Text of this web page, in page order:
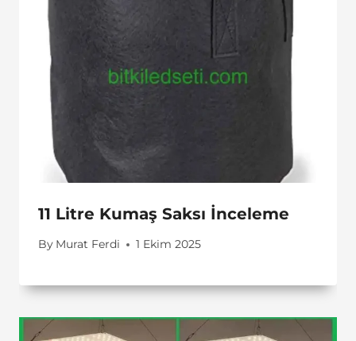
11 Litre Kumaş Saksı İnceleme
By Murat Ferdi 1 Ekim 2025